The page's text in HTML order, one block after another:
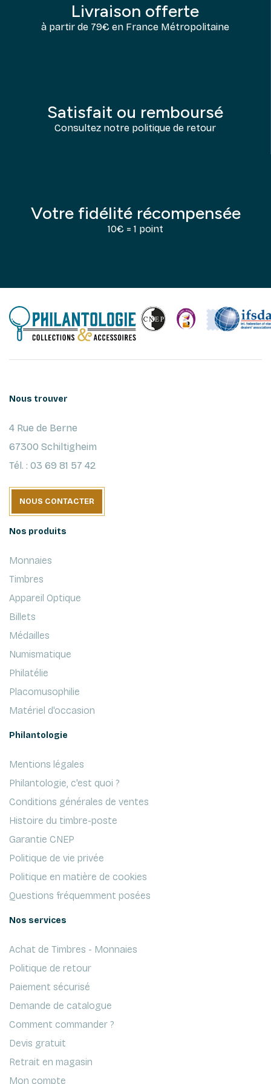
Livraison offerte
à partir de 79€ en France Métropolitaine
Satisfait ou remboursé
Consultez notre politique de retour
Votre fidélité récompensée
10€ = 1 point
Nous trouver
4 Rue de Berne
67300 Schiltigheim
Tél. : 03 69 81 57 42
NOUS CONTACTER
Nos produits
Monnaies
Timbres
Appareil Optique
Billets
Médailles
Numismatique
Philatélie
Placomusophilie
Matériel d'occasion
Philantologie
Mentions légales
Philantologie, c'est quoi ?
Conditions générales de ventes
Histoire du timbre-poste
Garantie CNEP
Politique de vie privée
Politique en matière de cookies
Questions fréquemment posées
Nos services
Achat de Timbres - Monnaies
Politique de retour
Paiement sécurisé
Demande de catalogue
Comment commander ?
Devis gratuit
Retrait en magasin
Mon compte